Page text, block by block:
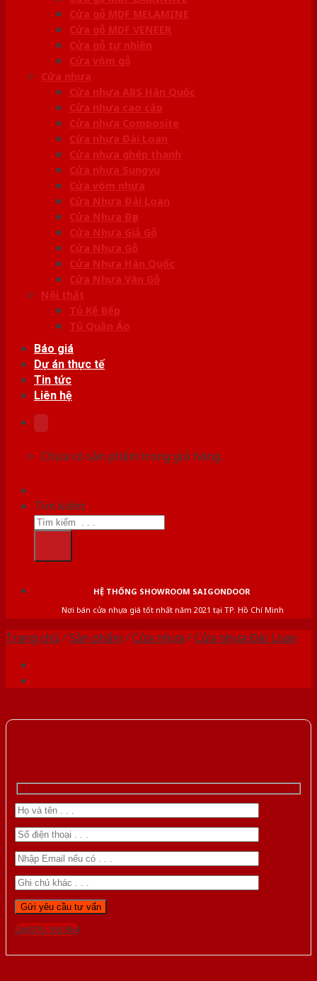
Cửa gỗ MDF MELAMINE
Cửa gỗ MDF VENEER
Cửa gỗ tự nhiên
Cửa vòm gỗ
Cửa nhựa
Cửa nhựa ABS Hàn Quốc
Cửa nhựa cao cấp
Cửa nhựa Composite
Cửa nhựa Đài Loan
Cửa nhựa ghép thanh
Cửa nhựa Sungyu
Cửa vòm nhựa
Cửa Nhựa Đài Loan
Cửa Nhựa Đẹp
Cửa Nhựa Giả Gỗ
Cửa Nhựa Gỗ
Cửa Nhựa Hàn Quốc
Cửa Nhựa Vân Gỗ
Nội thất
Tủ Kệ Bếp
Tủ Quần Áo
Báo giá
Dự án thực tế
Tin tức
Liên hệ
Chưa có sản phẩm trong giỏ hàng.
Tìm kiếm:
HỆ THỐNG SHOWROOM SAIGONDOOR
Nơi bán cửa nhựa giá tốt nhất năm 2021 tại TP. Hồ Chí Minh
Trang chủ /Sản phẩm /Cửa nhựa /Cửa nhựa Đài Loan
Gọi 0976.169.864